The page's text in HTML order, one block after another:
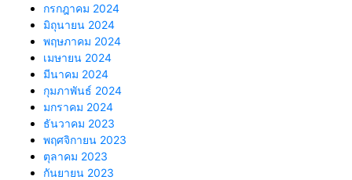
กรกฎาคม 2024
มิถุนายน 2024
พฤษภาคม 2024
เมษายน 2024
มีนาคม 2024
กุมภาพันธ์ 2024
มกราคม 2024
ธันวาคม 2023
พฤศจิกายน 2023
ตุลาคม 2023
กันยายน 2023